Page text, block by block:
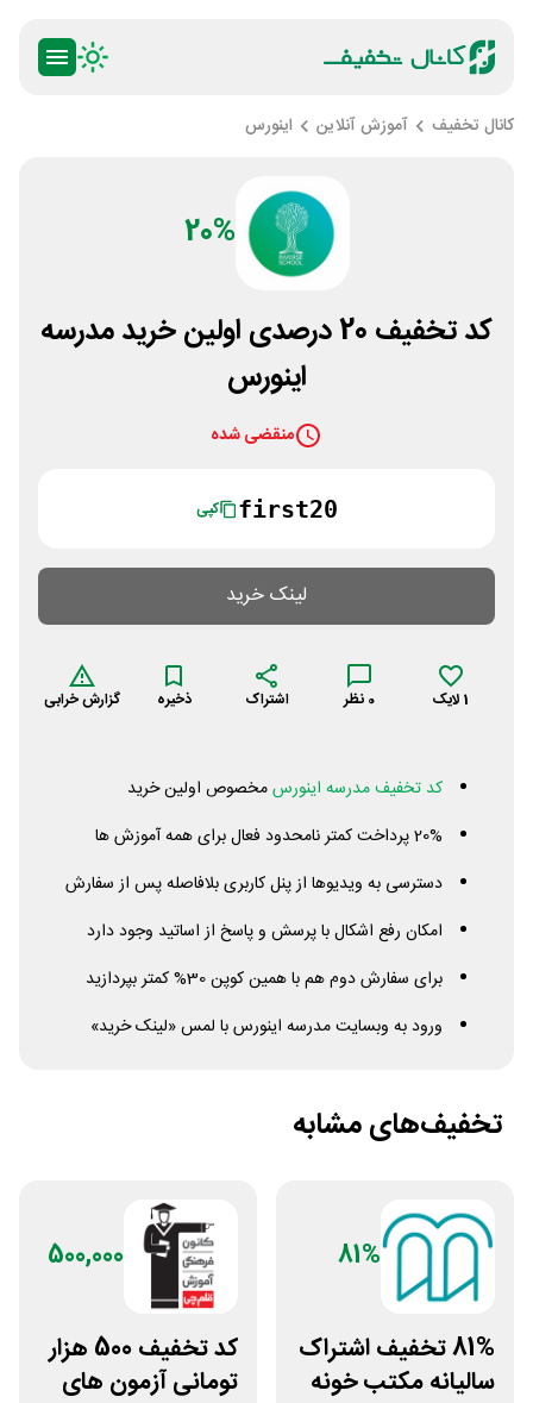
کانال تخفیف آموزش آنلاین اینورس
20%
کد تخفیف 20 درصدی اولین خرید مدرسه
اینورس
منقضی شده
first20 کپی
لینک خرید
1لایک 0 نظر اشتراک ذخیره گزارش خرابی
کد تخفیف مدرسه اینورسمخصوص اولین خرید
20% پرداخت کمتر نامحدود فعال برای همه آموزش ها
دسترسی به ویدیوها از پنل کاربری بلافاصله پس از سفارش
امکان رفع اشکال با پرسش و پاسخ از اساتید وجود دارد
برای سفارش دوم هم با همین کوپن 30% کمتر بپردازید
ورود به وبسایت مدرسه اینورس با لمس «لینک خرید»
تخفیف‌های مشابه
81%
81% تخفیف اشتراک
سالیانه مکتب خونه
500,000
کد تخفیف 500 هزار
تومانی آزمون های